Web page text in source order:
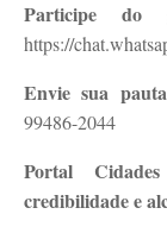
Participe do
https://
Envie sua
99486-2044
Portal
credibilidade e